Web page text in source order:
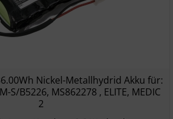
Nickel-Metallhydrid Akku für:
S/B5226, MS862278 , ELITE, MEDIC
2